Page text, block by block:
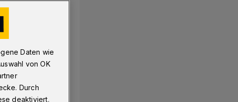
Daten wie
von OK
Durch
deaktiviert.